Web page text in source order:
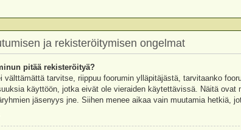
ja rekisteröitymisen ongelmat
pitää rekisteröityä?
välttämättä tarvitse, riippuu foorumin ylläpitäjästä, tarvitaanko
käyttöön, jotka eivät ole vieraiden käytettävissä. Näitä
jäsenyys jne. Siihen menee aikaa vain muutamia hetkiä,